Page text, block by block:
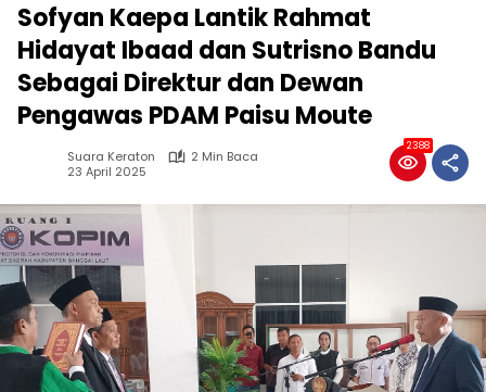
Sofyan Kaepa Lantik Rahmat
Hidayat Ibaad dan Sutrisno Bandu
Sebagai Direktur dan Dewan
Pengawas PDAM Paisu Moute
Suara Keraton
2 Min Baca
23 April 2025
2388